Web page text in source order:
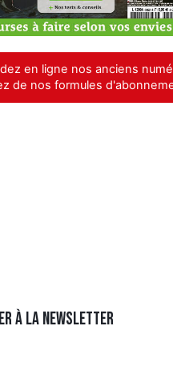
en ligne nos anciens
de nos formules
à la newsletter